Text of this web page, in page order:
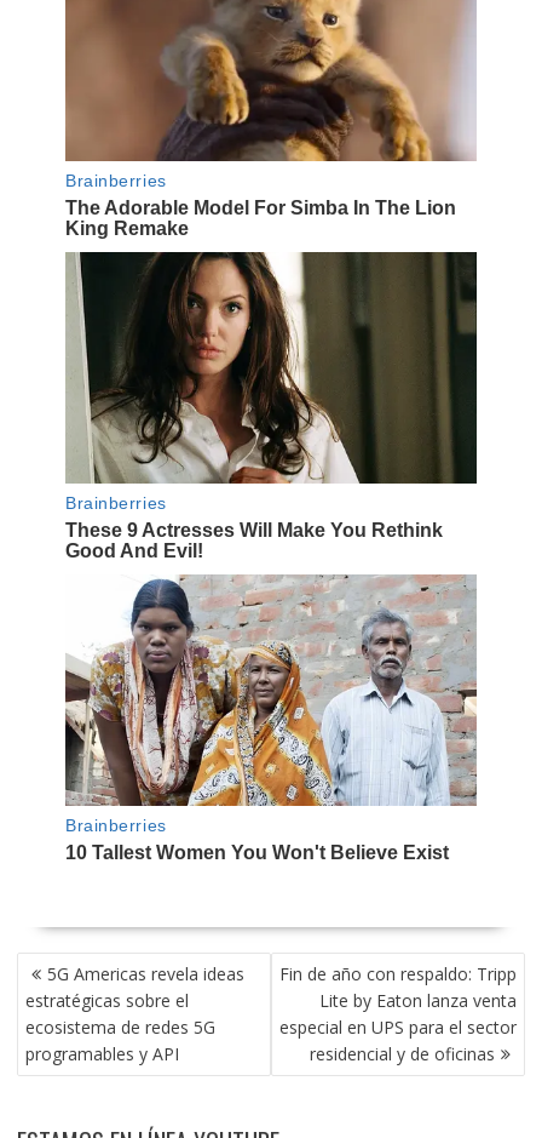
NAVEGACIÓN
DE
ENTRADAS
5G Americas revela ideas
estratégicas sobre el
ecosistema de redes 5G
programables y API
Fin de año con respaldo: Tripp
Lite by Eaton lanza venta
especial en UPS para el sector
residencial y de oficinas